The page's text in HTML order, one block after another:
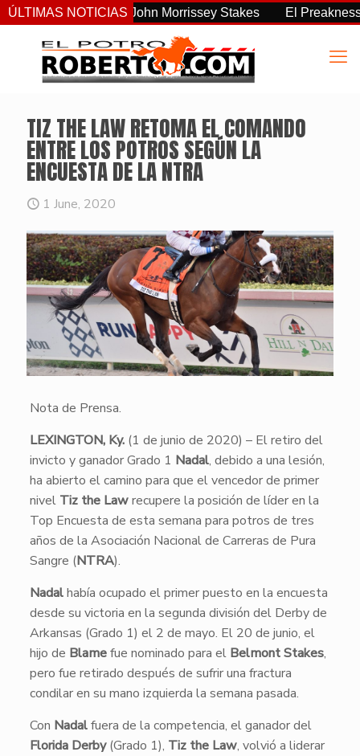
ÚLTIMAS NOTICIAS
consistente del John Morrissey Stakes El Preakness
TIZ THE LAW RETOMA EL COMANDO
ENTRE LOS POTROS SEGÚN LA
ENCUESTA DE LA NTRA
1 June, 2020
Nota de Prensa.
LEXINGTON, Ky.(1 de junio de 2020) – El retiro del
invicto y ganador Grado 1 Nadal, debido a una lesión,
ha abierto el camino para que el vencedor de primer
nivel Tiz the Lawrecupere la posición de líder en la
Top Encuesta de esta semana para potros de tres
años de la Asociación Nacional de Carreras de Pura
Sangre (NTRA).
Nadalhabía ocupado el primer puesto en la encuesta
desde su victoria en la segunda división del Derby de
Arkansas (Grado 1) el 2 de mayo. El 20 de junio, el
hijo de Blamefue nominado para el Belmont Stakes,
pero fue retirado después de sufrir una fractura
condilar en su mano izquierda la semana pasada.
Con Nadalfuera de la competencia, el ganador del
Florida Derby(Grado 1), Tiz the Law, volvió a liderar